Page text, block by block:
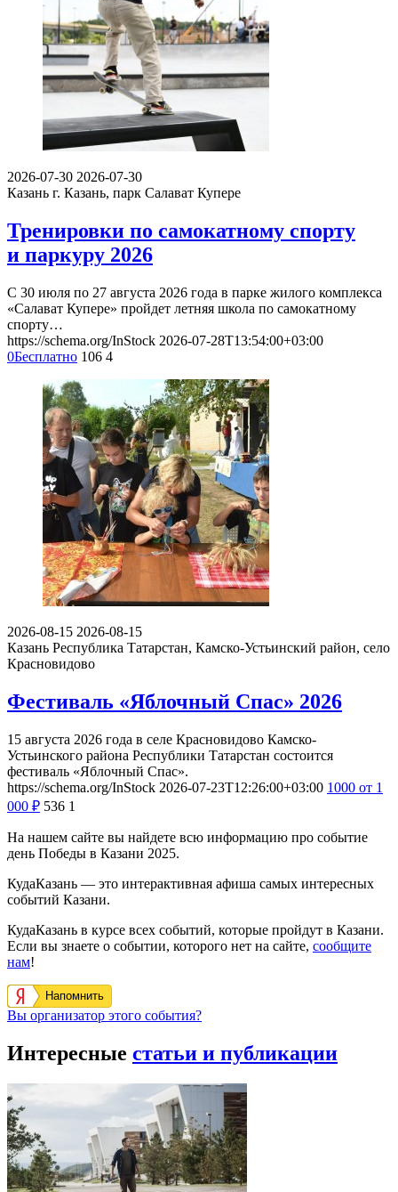
2026-07-30 2026-07-30
Казань г. Казань, парк Салават Купере
Тренировки по самокатному спорту
и паркуру 2026
С 30 июля по 27 августа 2026 года в парке жилого комплекса
«Салават Купере» пройдет летняя школа по самокатному
спорту…
https://schema.org/InStock 2026-07-28T13:54:00+03:00
0Бесплатно 106 4
2026-08-15 2026-08-15
Казань Республика Татарстан, Камско-Устьинский район, село
Красновидово
Фестиваль «Яблочный Спас» 2026
15 августа 2026 года в селе Красновидово Камско-
Устьинского района Республики Татарстан состоится
фестиваль «Яблочный Спас».
https://schema.org/InStock 2026-07-23T12:26:00+03:00 1000 от 1
000 ₽ 536 1
На нашем сайте вы найдете всю информацию про событие
день Победы в Казани 2025.
КудаКазань — это интерактивная афиша самых интересных
событий Казани.
КудаКазань в курсе всех событий, которые пройдут в Казани.
Если вы знаете о событии, которого нет на сайте, сообщите
нам!
Напомнить
Вы организатор этого события?
Интересные статьи и публикации